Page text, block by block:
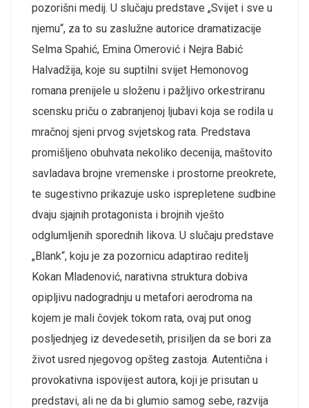
pozorišni medij. U slučaju predstave „Svijet i sve u
njemu“, za to su zaslužne autorice dramatizacije
Selma Spahić, Emina Omerović i Nejra Babić
Halvadžija, koje su suptilni svijet Hemonovog
romana prenijele u složenu i pažljivo orkestriranu
scensku priču o zabranjenoj ljubavi koja se rodila u
mračnoj sjeni prvog svjetskog rata. Predstava
promišljeno obuhvata nekoliko decenija, maštovito
savladava brojne vremenske i prostorne preokrete,
te sugestivno prikazuje usko isprepletene sudbine
dvaju sjajnih protagonista i brojnih vješto
odglumljenih sporednih likova. U slučaju predstave
„Blank“, koju je za pozornicu adaptirao reditelj
Kokan Mladenović, narativna struktura dobiva
opipljivu nadogradnju u metafori aerodroma na
kojem je mali čovjek tokom rata, ovaj put onog
posljednjeg iz devedesetih, prisiljen da se bori za
život usred njegovog opšteg zastoja. Autentična i
provokativna ispovijest autora, koji je prisutan u
predstavi, ali ne da bi glumio samog sebe, razvija